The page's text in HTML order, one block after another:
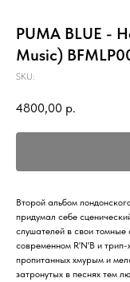
PUMA BLUE -
Music)
SKU:
4800,00 р.
Второй альбом
придумал себе
слушателей в свои
современном R'N'B и
пропитанных хмурым и
затронутых в песнях тем